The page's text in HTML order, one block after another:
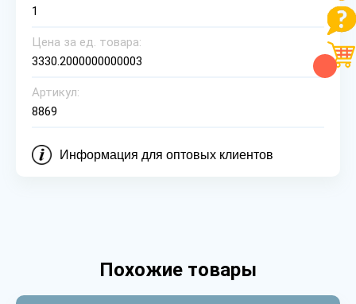
1
Цена за ед. товара:
3330.2000000000003
Артикул:
8869
Информация для оптовых клиентов
Похожие товары